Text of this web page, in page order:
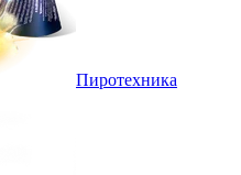
Пиротехника